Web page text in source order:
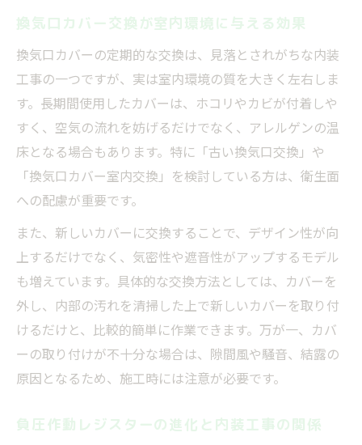
換気口カバー交換が室内環境に与える効果
換気口カバーの定期的な交換は、見落とされがちな内装
工事の一つですが、実は室内環境の質を大きく左右しま
す。長期間使用したカバーは、ホコリやカビが付着しや
すく、空気の流れを妨げるだけでなく、アレルゲンの温
床となる場合もあります。特に「古い換気口交換」や
「換気口カバー室内交換」を検討している方は、衛生面
への配慮が重要です。
また、新しいカバーに交換することで、デザイン性が向
上するだけでなく、気密性や遮音性がアップするモデル
も増えています。具体的な交換方法としては、カバーを
外し、内部の汚れを清掃した上で新しいカバーを取り付
けるだけと、比較的簡単に作業できます。万が一、カバ
ーの取り付けが不十分な場合は、隙間風や騒音、結露の
原因となるため、施工時には注意が必要です。
負圧作動レジスターの進化と内装工事の関係